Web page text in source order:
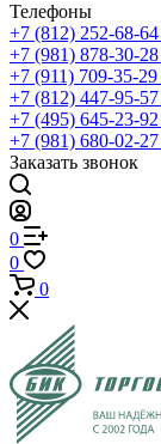
Телефоны
+7 (812) 252-68-64
+7 (981) 878-30-28
+7 (911) 709-35-29
+7 (812) 447-95-57
+7 (495) 645-23-92
+7 (981) 680-02-27
Заказать звонок
0
0
0